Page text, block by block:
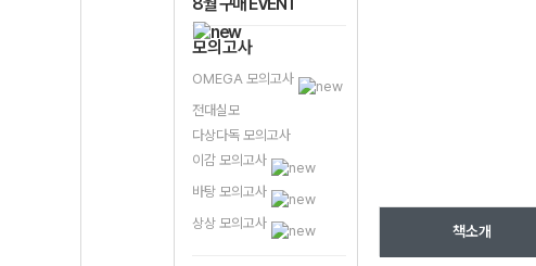
모의고사
OMEGA 모의고사
전대실모
다상다독 모의고사
이감 모의고사
바탕 모의고사
상상 모의고사
책소개